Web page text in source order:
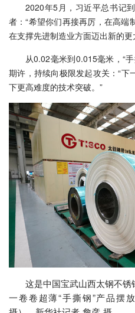
2020年5月，习近平总书记
者：“希望你们再接再厉，在高端
在支撑先进制造业方面迈出新的更
从0.02毫米到0.015毫米，“
期许，持续向极限发起攻关：“
下更高难度的技术突破。”
这是中国宝武山西太钢不锈
一卷卷超薄“手撕钢”产品摆